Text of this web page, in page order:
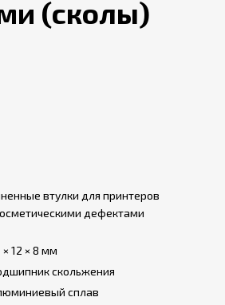
(сколы)
втулки для принтеров
дефектами
× 12 × 8 мм
скольжения
сплав